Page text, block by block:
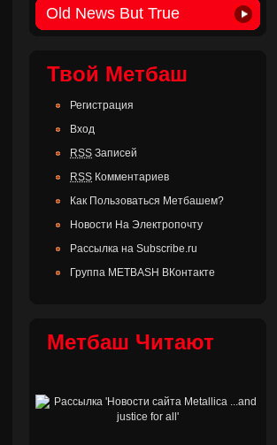
Old News But True
Твой Метбаш
Регистрация
Вход
RSS Записей
RSS Комментариев
Как Пользоваться Метбашем?
Новости На Электропочту
Рассылка на Subscribe.ru
Группа METBASH ВКонтакте
Метбаш Читают